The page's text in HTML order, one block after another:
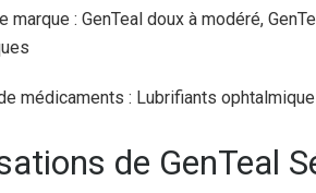
marque : GenTeal doux à modéré,
médicaments : Lubrifiants
de GenTeal